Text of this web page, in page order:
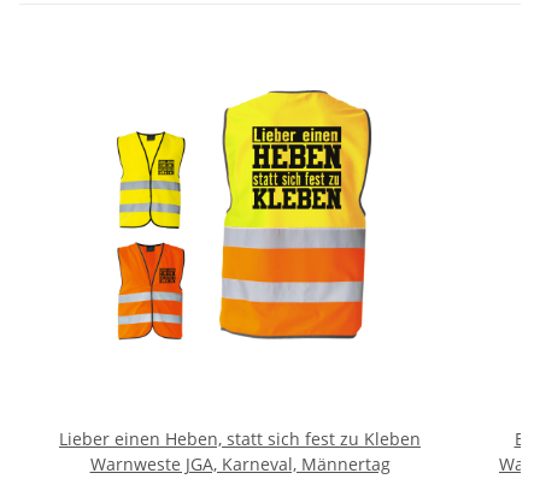
Lieber einen Heben, statt sich fest zu Kleben
Warnweste JGA, Karneval, Männertag